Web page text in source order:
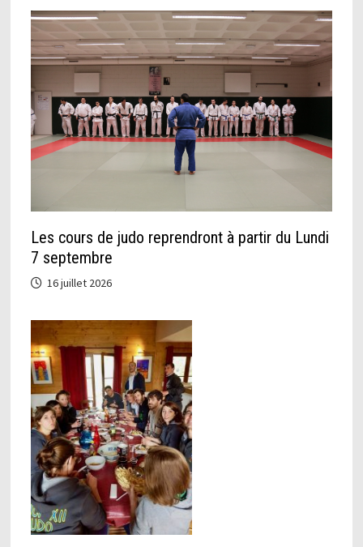
Les cours de judo reprendront à partir du Lundi
7 septembre
16 juillet 2026